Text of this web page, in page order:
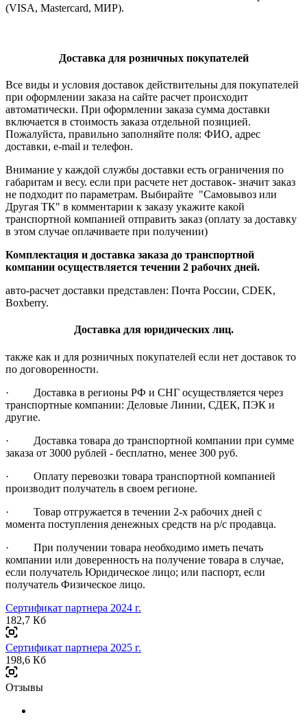
(VISA, Mastercard, МИР).
Доставка для розничных покупателей
Все виды и условия доставок действительны для покупателей
при оформлении заказа на сайте расчет происходит
автоматически. При оформлении заказа сумма доставки
включается в стоимость заказа отдельной позицией.
Пожалуйста, правильно заполняйте поля: ФИО, адрес
доставки, e-mail и телефон.
Внимание у каждой службы доставки есть ограничения по
габаритам и весу. если при расчете нет доставок- значит заказ
не подходит по параметрам. Выбирайте "Самовывоз или
Другая ТК" в комментарии к заказу укажите какой
транспортной компанией отправить заказ (оплату за доставку
в этом случае оплачиваете при получении)
Комплектация и доставка заказа до транспортной
компании осуществляется течении 2 рабочих дней.
авто-расчет доставки представлен: Почта России, CDEK,
Boxberry.
Доставка для юридических лиц.
также как и для розничных покупателей если нет доставок то
по договоренности.
· Доставка в регионы РФ и СНГ осуществляется через
транспортные компании: Деловые Линии, СДЕК, ПЭК и
другие.
· Доставка товара до транспортной компании при сумме
заказа от 3000 рублей - бесплатно, менее 300 руб.
· Оплату перевозки товара транспортной компанией
производит получатель в своем регионе.
· Товар отгружается в течении 2-х рабочих дней с
момента поступления денежных средств на р/с продавца.
· При получении товара необходимо иметь печать
компании или доверенность на получение товара в случае,
если получатель Юридическое лицо; или паспорт, если
получатель Физическое лицо.
Сертификат партнера 2024 г.
182,7 Кб
Сертификат партнера 2025 г.
198,6 Кб
Отзывы